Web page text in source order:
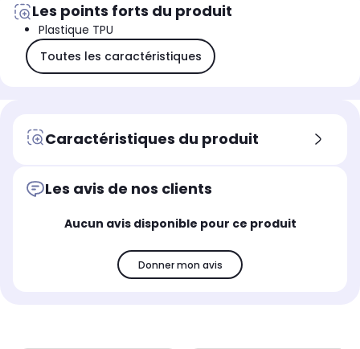
Les points forts du produit
Plastique TPU
Toutes les caractéristiques
Caractéristiques du produit
Les avis de nos clients
Aucun avis disponible pour ce produit
Donner mon avis